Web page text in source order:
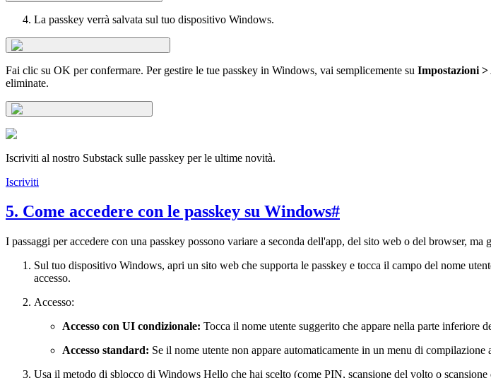
La passkey verrà salvata sul tuo dispositivo Windows.
Fai clic su OK per confermare. Per gestire le tue passkey in Windows, vai semplicemente su Impostazioni >
eliminate.
Iscriviti al nostro Substack sulle passkey per le ultime novità.
Iscriviti
5. Come accedere con le passkey su Windows#
I passaggi per accedere con una passkey possono variare a seconda dell'app, del sito web o del browser, ma
Sul tuo dispositivo Windows, apri un sito web che supporta le passkey e tocca il campo del nome
accesso.
Accesso:
Accesso con UI condizionale: Tocca il nome utente suggerito che appare nella parte inferiore
Accesso standard: Se il nome utente non appare automaticamente in un menu di
Usa il metodo di sblocco di Windows Hello che hai scelto (come PIN, scansione del volto o